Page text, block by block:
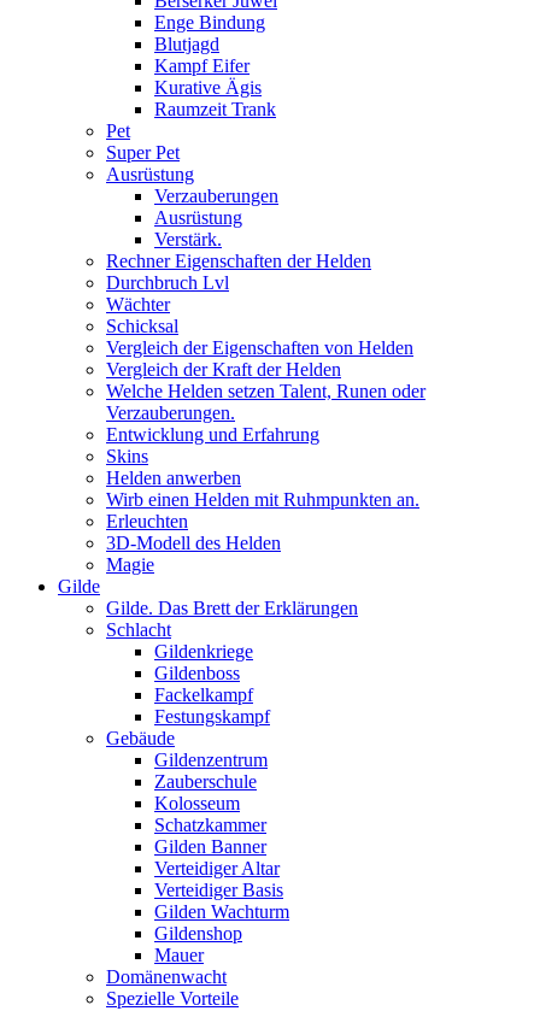
Enge Bindung
Blutjagd
Kampf Eifer
Kurative Ägis
Raumzeit Trank
Pet
Super Pet
Ausrüstung
Verzauberungen
Ausrüstung
Verstärk.
Rechner Eigenschaften der Helden
Durchbruch Lvl
Wächter
Schicksal
Vergleich der Eigenschaften von Helden
Vergleich der Kraft der Helden
Welche Helden setzen Talent, Runen oder
Verzauberungen.
Entwicklung und Erfahrung
Skins
Helden anwerben
Wirb einen Helden mit Ruhmpunkten an.
Erleuchten
3D-Modell des Helden
Magie
Gilde
Gilde. Das Brett der Erklärungen
Schlacht
Gildenkriege
Gildenboss
Fackelkampf
Festungskampf
Gebäude
Gildenzentrum
Zauberschule
Kolosseum
Schatzkammer
Gilden Banner
Verteidiger Altar
Verteidiger Basis
Gilden Wachturm
Gildenshop
Mauer
Domänenwacht
Spezielle Vorteile